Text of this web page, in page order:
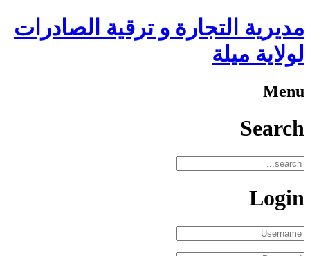
مديرية التجارة و ترقية الصادرات
لولاية ميلة
Menu
Search
Login